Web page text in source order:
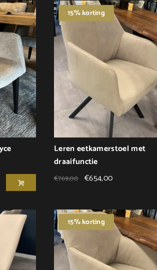
15% korting
Leren eetkamerstoel met
draaifunctie
€769,00 €654,00
15% korting